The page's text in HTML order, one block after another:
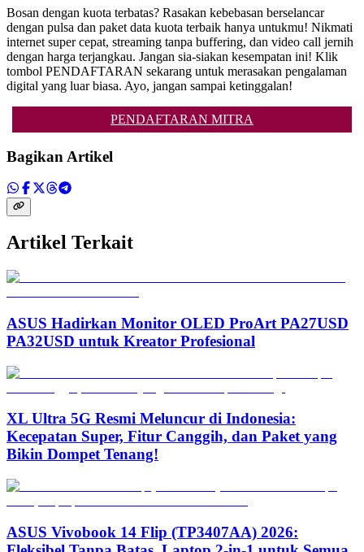
Bosan dengan kuota terbatas? Rasakan kebebasan berselancar
dengan pulsa dan paket data kuota terbaik hanya untukmu! Nikmati
internet super cepat, streaming tanpa buffering, dan video call jernih
dengan harga terjangkau. Jangan sia-siakan kesempatan ini! Klik
tombol PENDAFTARAN sekarang untuk merasakan pengalaman
digital yang luar biasa. Ayo, jangan sampai ketinggalan!
PENDAFTARAN MITRA
Bagikan Artikel
Artikel Terkait
ASUS Hadirkan Monitor OLED ProArt PA27USD
PA32USD untuk Kreator Profesional
XL Ultra 5G Resmi Meluncur di Indonesia:
Kecepatan Super, Fitur Canggih, dan Paket yang
Bikin Dompet Tenang!
ASUS Vivobook 14 Flip (TP3407AA) 2026: